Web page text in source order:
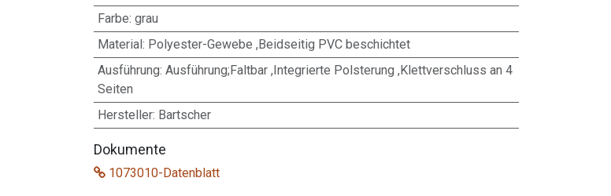
Farbe: grau
Material: Polyester-Gewebe ,Beidseitig PVC beschichtet
Ausführung: Ausführung;Faltbar ,Integrierte Polsterung ,Klettverschluss an 4
Seiten
Hersteller: Bartscher
Dokumente
1073010-Datenblatt